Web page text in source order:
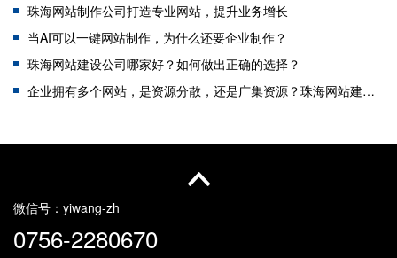
珠海网站制作公司打造专业网站，提升业务增长
当AI可以一键网站制作，为什么还要企业制作？
珠海网站建设公司哪家好？如何做出正确的选择？
企业拥有多个网站，是资源分散，还是广集资源？珠海网站建设公司教您如何选择？
网站建设费用是否值得？收费网站的优势解析
微信号： yiwang-zh
0756-2280670